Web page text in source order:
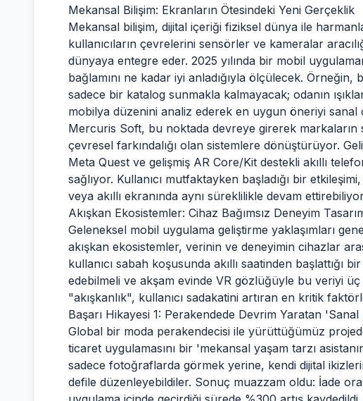
Mekansal Bilişim: Ekranların Ötesindeki Yeni Gerçeklik
Mekansal bilişim, dijital içeriği fiziksel dünya ile
kullanıcıların çevrelerini sensörler ve kameralar
dünyaya entegre eder. 2025 yılında bir mobil
bağlamını ne kadar iyi anladığıyla ölçülecek. Örneğin,
sadece bir katalog sunmakla kalmayacak; odanın
mobilya düzenini analiz ederek en uygun öneriyi
Mercuris Soft, bu noktada devreye girerek markaların
çevresel farkındalığı olan sistemlere dönüştürüyor.
Meta Quest ve gelişmiş AR Core/Kit destekli akıllı
sağlıyor. Kullanıcı mutfaktayken başladığı bir
veya akıllı ekranında aynı süreklilikle devam
Akışkan Ekosistemler: Cihaz Bağımsız Deneyim
Geleneksel mobil uygulama geliştirme yaklaşımları
akışkan ekosistemler, verinin ve deneyimin cihazlar
kullanıcı sabah koşusunda akıllı saatinden başlattığı
edebilmeli ve akşam evinde VR gözlüğüyle bu veriyi
"akışkanlık", kullanıcı sadakatini artıran en kritik
Başarı Hikayesi 1: Perakendede Devrim Yaratan
Global bir moda perakendecisi ile yürüttüğümüz
ticaret uygulamasını bir 'mekansal yaşam tarzı
sadece fotoğraflarda görmek yerine, kendi dijital
defile düzenleyebildiler. Sonuç muazzam oldu: İade